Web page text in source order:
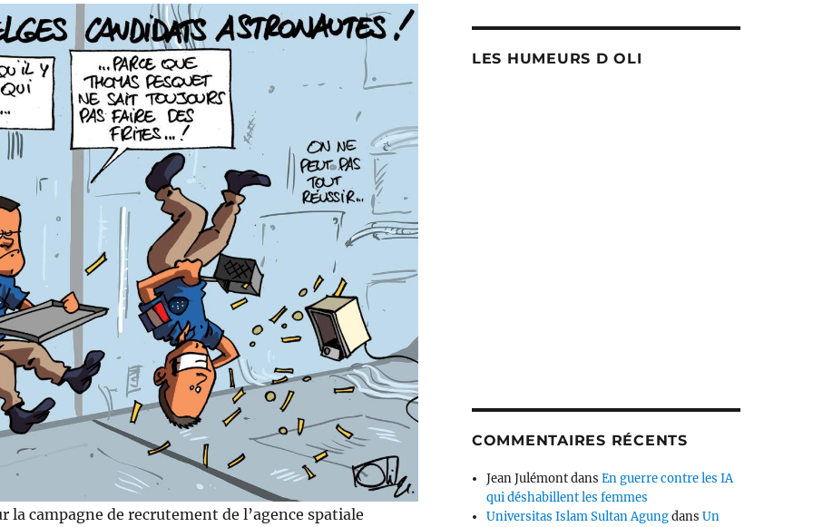
la campagne de recrutement de l’agence spatiale
LES HUMEURS D OLI
COMMENTAIRES RÉCENTS
Jean JulémontdansEn guerre contre les IA
qui déshabillent les femmes
Universitas Islam Sultan AgungdansUn